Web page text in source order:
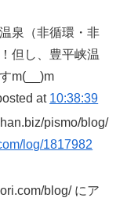
泉（非循環・非
但し、豊平峡温
m(__)m
at 10:38:39
pismo/blog/
log/1817982
blog/ にア